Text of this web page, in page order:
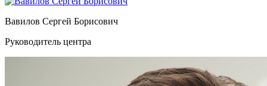
Вавилов Сергей Борисович
Руководитель центра